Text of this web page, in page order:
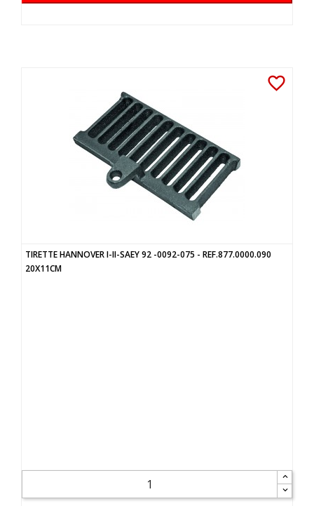
TIRETTE HANNOVER I-II-SAEY 92 -0092-075 - REF.877.0000.090
20X11CM
favorite_border